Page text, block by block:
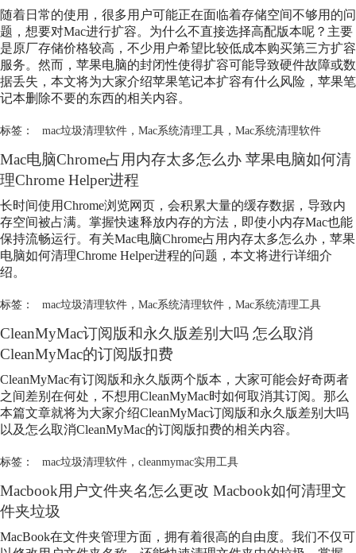
随着日常的使用，很多用户可能正在面临着存储空间不够用的问
题，想要对Mac进行扩容。为什么不直接选择高配版本呢？主要
是原厂存储价格较高，不少用户希望比较低成本购买第三方扩容
服务。然而，苹果电脑的封闭性使得扩容可能导致硬件故障或数
据丢失，本文将为大家介绍苹果笔记本扩容有什么风险，苹果笔
记本删除不要的东西的相关内容。
标签： mac垃圾清理软件， Mac系统清理工具， Mac系统清理软件
Mac电脑Chrome占用内存太多怎么办 苹果电脑如何清
理Chrome Helper进程
长时间使用Chrome浏览网页，会积累大量的缓存数据，导致内
存空间被占满。掌握快速释放内存的方法，即使小内存Mac也能
保持流畅运行。有关Mac电脑Chrome占用内存太多怎么办，苹果
电脑如何清理Chrome Helper进程的问题，本文将进行详细介
绍。
标签： mac垃圾清理软件， Mac系统清理软件， Mac系统清理工具
CleanMyMac订阅版和永久版差别大吗 怎么取消
CleanMyMac的订阅版扣费
CleanMyMac有订阅版和永久版两个版本，大家可能会好奇两者
之间差别在何处，不想用CleanMyMac时如何取消其订阅。那么
本篇文章就将为大家介绍CleanMyMac订阅版和永久版差别大吗
以及怎么取消CleanMyMac的订阅版扣费的相关内容。
标签： mac垃圾清理软件， cleanmymac实用工具
Macbook用户文件夹名怎么更改 Macbook如何清理文
件夹垃圾
MacBook在文件夹管理方面，拥有着很高的自由度。我们不仅可